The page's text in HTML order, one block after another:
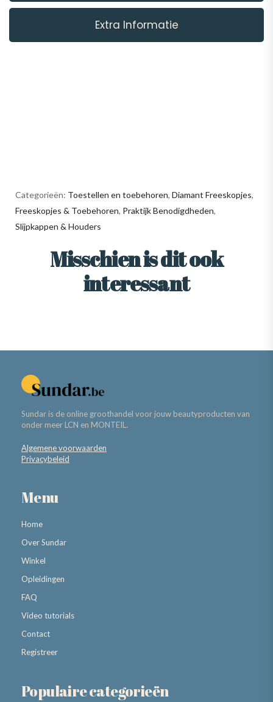
Extra Informatie
Categorieën: Toestellen en toebehoren, Diamant Freeskopjes,
Freeskopjes & Toebehoren, Praktijk Benodigdheden,
Slijpkappen & Houders
Misschien is dit ook
interessant
Sundar is de online groothandel voor jouw beautyproducten van
onder meer LCN en MONTEIL.
Algemene voorwaarden
Privacybeleid
Menu
Home
Over Sundar
Winkel
Opleidingen
FAQ
Video tutorials
Contact
Registreer
Populaire categorieën